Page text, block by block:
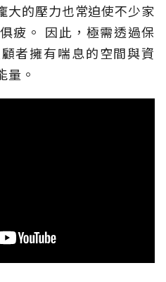
大的壓力也常迫使不少家
疲。 因此，極需透過保
者擁有喘息的空間與資
量。